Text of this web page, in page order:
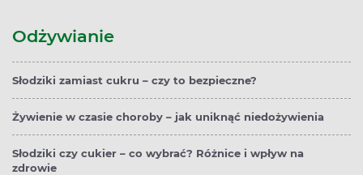
Odżywianie
Słodziki zamiast cukru – czy to bezpieczne?
Żywienie w czasie choroby – jak uniknąć niedożywienia
Słodziki czy cukier – co wybrać? Różnice i wpływ na
zdrowie